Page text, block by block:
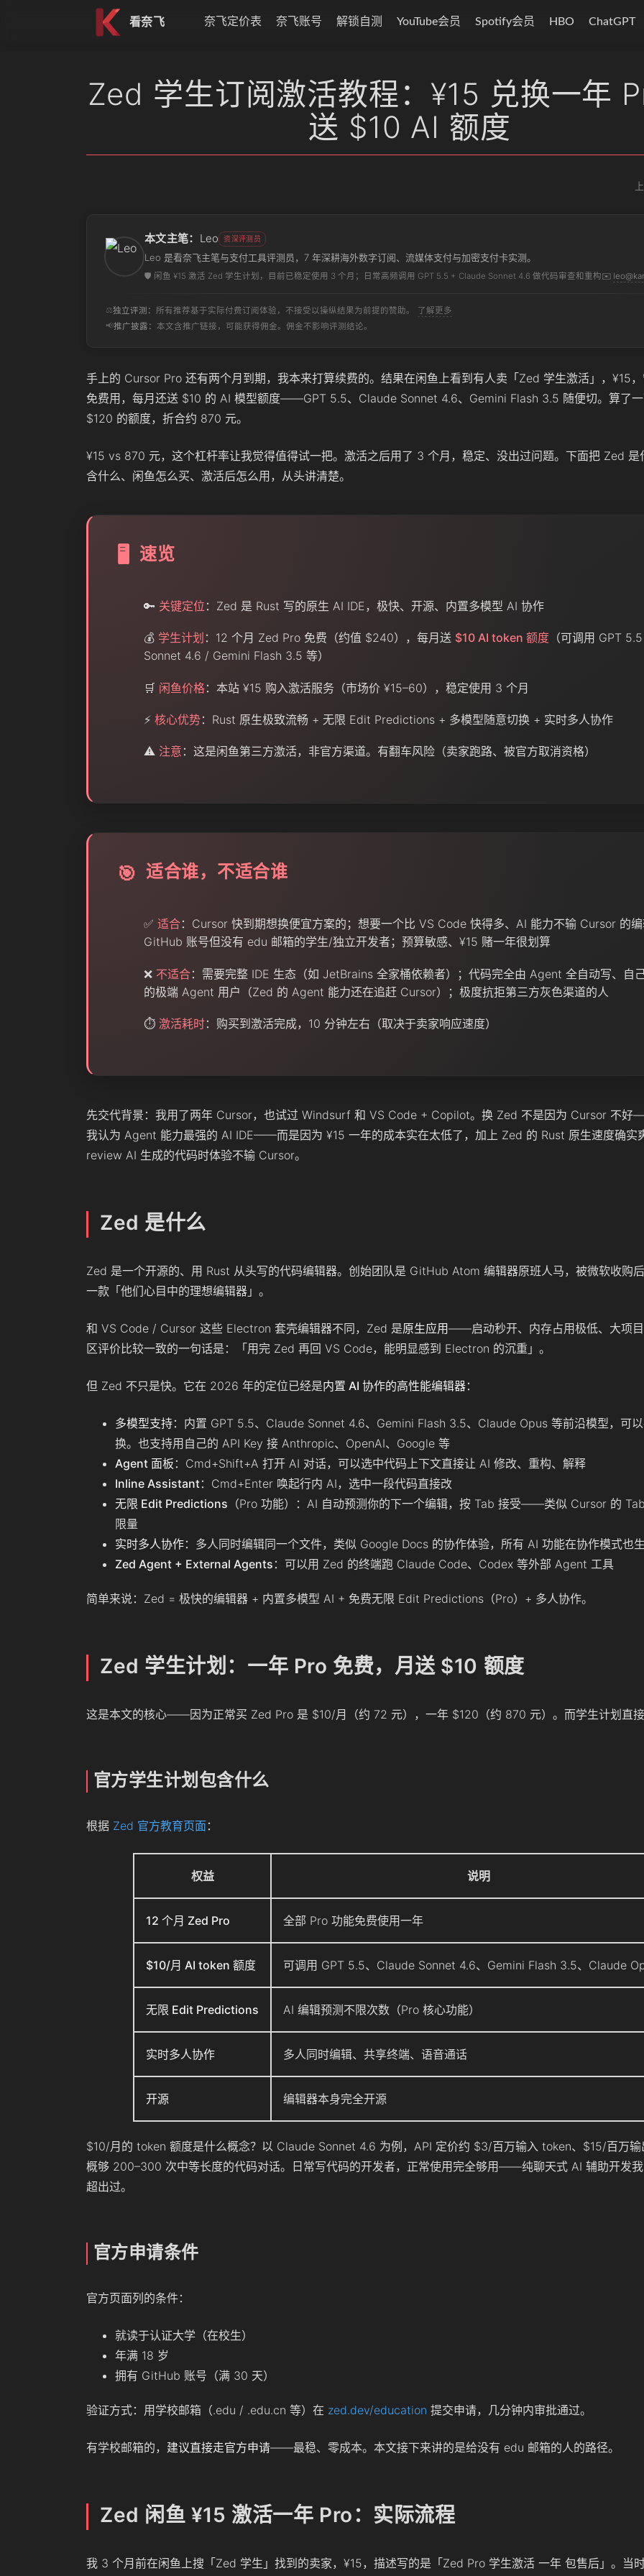
看奈飞 奈飞定价表 奈飞账号 解锁自测 YouTube会员 Spotify会员 HBO ChatGPT
Zed 学生订阅激活教程：¥15 兑换一年
送 $10 AI 额度
本文主笔： Leo 资深评测员
Leo 是看奈飞主笔与支付工具评测员，7 年深耕海外数字订阅、流媒体支付与加密支付卡实测。
🛡️ 闲鱼 ¥15 激活 Zed 学生计划，目前已稳定使用 3 个月；日常高频调用 GPT 5.5 + Claude Sonnet 4.6 做代码审查和重构✉️
⚖️独立评测： 所有推荐基于实际付费订阅体验，不接受以操纵结果为前提的赞助。
了解更多
📢推广披露： 本文含推广链接，可能获得佣金。佣金不影响评测结论。
手上的 Cursor Pro 还有两个月到期，我本来打算续费的。结果在闲鱼上看到有人卖「Zed 学生激活」，¥15
免费用，每月还送 $10 的 AI 模型额度——GPT 5.5、Claude Sonnet 4.6、Gemini Flash 3.5 随便切。算了
$120 的额度，折合约 870 元。
¥15 vs 870 元，这个杠杆率让我觉得值得试一把。激活之后用了 3 个月，稳定、没出过问题。下面把 Zed 是
含什么、闲鱼怎么买、激活后怎么用，从头讲清楚。
🖥️ 速览
🔑 关键定位 ：Zed 是 Rust 写的原生 AI IDE，极快、开源、内置多模型 AI 协作
💰 学生计划 ：12 个月 Zed Pro 免费（约值 $240），每月送 $10 AI token 额度（可调用 GPT
Sonnet 4.6 / Gemini Flash 3.5 等）
🛒 闲鱼价格：本站 ¥15 购入激活服务（市场价 ¥15–60），稳定使用 3 个月
⚡ 核心优势：Rust 原生极致流畅 + 无限 Edit Predictions + 多模型随意切换 + 实时多人协作
⚠️ 注意 ：这是闲鱼第三方激活，非官方渠道。有翻车风险（卖家跑路、被官方取消资格）
🎯 适合谁，不适合谁
✅ 适合：Cursor 快到期想换便宜方案的；想要一个比 VS Code 快得多、AI 能力不输 Cursor 的
GitHub 账号但没有 edu 邮箱的学生/独立开发者；预算敏感、¥15 赌一年很划算
❌ 不适合：需要完整 IDE 生态（如 JetBrains 全家桶依赖者）；代码完全由 Agent 全自动写、自
的极端 Agent 用户（Zed 的 Agent 能力还在追赶 Cursor）；极度抗拒第三方灰色渠道的人
⏱️ 激活耗时：购买到激活完成，10 分钟左右（取决于卖家响应速度）
先交代背景：我用了两年 Cursor，也试过 Windsurf 和 VS Code + Copilot。换 Zed 不是因为 Cursor 不
我认为 Agent 能力最强的 AI IDE——而是因为 ¥15 一年的成本实在太低了，加上 Zed 的 Rust 原生速度确实
review AI 生成的代码时体验不输 Cursor。
Zed 是什么
Zed 是一个开源的、用 Rust 从头写的代码编辑器。创始团队是 GitHub Atom 编辑器原班人马，被微软收购
一款「他们心目中的理想编辑器」。
和 VS Code / Cursor 这些 Electron 套壳编辑器不同，Zed 是原生应用——启动秒开、内存占用极低、大项
区评价比较一致的一句话是：「用完 Zed 再回 VS Code，能明显感到 Electron 的沉重」。
但 Zed 不只是快。它在 2026 年的定位已经是内置 AI 协作的高性能编辑器：
多模型支持：内置 GPT 5.5、Claude Sonnet 4.6、Gemini Flash 3.5、Claude Opus 等前沿模型，可
换。也支持用自己的 API Key 接 Anthropic、OpenAI、Google 等
Agent 面板 ：Cmd+Shift+A 打开 AI 对话，可以选中代码上下文直接让 AI 修改、重构、解释
Inline Assistant：Cmd+Enter 唤起行内 AI，选中一段代码直接改
无限 Edit Predictions （Pro 功能）：AI 自动预测你的下一个编辑，按 Tab 接受——类似 Cursor 的
限量
实时多人协作：多人同时编辑同一个文件，类似 Google Docs 的协作体验，所有 AI 功能在协作模式也
Zed Agent + External Agents ：可以用 Zed 的终端跑 Claude Code、Codex 等外部 Agent 工具
简单来说：Zed = 极快的编辑器 + 内置多模型 AI + 免费无限 Edit Predictions（Pro）+ 多人协作。
Zed 学生计划：一年 Pro 免费，月送 $10 额度
这是本文的核心——因为正常买 Zed Pro 是 $10/月（约 72 元），一年 $120（约 870 元）。而学生计划直接
官方学生计划包含什么
根据 Zed 官方教育页面：
权益 说明
12 个月 Zed Pro 全部 Pro 功能免费使用一年
$10/月 AI token 额度 可调用 GPT 5.5、Claude Sonnet 4.6、Gemini Flash 3.5、Claude
无限 Edit Predictions AI 编辑预测不限次数（Pro 核心功能）
实时多人协作 多人同时编辑、共享终端、语音通话
开源 编辑器本身完全开源
$10/月的 token 额度是什么概念？以 Claude Sonnet 4.6 为例，API 定价约 $3/百万输入 token、$15/百万
概够 200–300 次中等长度的代码对话。日常写代码的开发者，正常使用完全够用——纯聊天式 AI 辅助开发
超出过。
官方申请条件
官方页面列的条件：
就读于认证大学（在校生）
年满 18 岁
拥有 GitHub 账号（满 30 天）
验证方式：用学校邮箱（.edu / .edu.cn 等）在 zed.dev/education 提交申请，几分钟内审批通过。
有学校邮箱的， 建议直接走官方申请——最稳、零成本。本文接下来讲的是给没有 edu 邮箱的人的路径。
Zed 闲鱼 ¥15 激活一年 Pro：实际流程
我 3 个月前在闲鱼上搜「Zed 学生」找到的卖家，¥15，描述写的是「Zed Pro 学生激活 一年 包售后」。当